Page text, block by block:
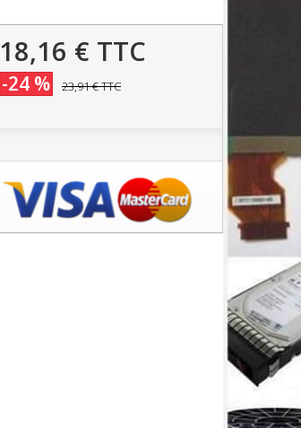
18,16 € TTC
-24 % 23,91 €TTC